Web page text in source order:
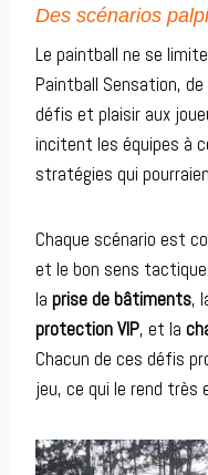
Des scénarios
Le paintball ne se
Paintball Sensation,
défis et plaisir aux
incitent les équipes à
stratégies qui
Chaque scénario est
et le bon sens
la prise de bâtiments,
protection VIP, et la
Chacun de ces défis
jeu, ce qui le rend très